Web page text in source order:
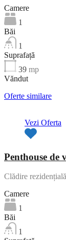
Camere
1
Băi
1
Suprafață
39 mp
Văndut
Oferte similare
Vezi Oferta
Penthouse de
Clădire
Camere
1
Băi
1